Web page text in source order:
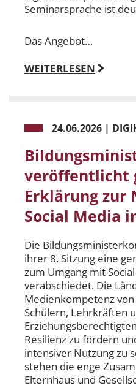
Seminarsprache ist
Das Angebot…
WEITERLESEN
24.06.2026 |
veröffentlicht
Erklärung zur
Social Media
Die
ihrer 8. Sitzung eine
zum Umgang mit
verabschiedet. Die
Medienkompetenz
Schülern, Lehrkräften
Resilienz zu fördern
intensiver Nutzung zu
stehen die enge
Elternhaus und